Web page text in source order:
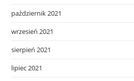
październik 2021
wrzesień 2021
sierpień 2021
lipiec 2021